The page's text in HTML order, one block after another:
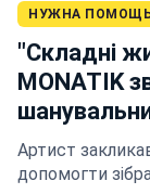
НУЖНА
"Складні
MONATIK
Артист
допомогти